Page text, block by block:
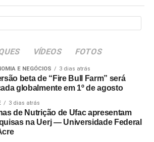
VÍDEOS FOTOS
E NEGÓCIOS 3 dias atrás
beta de “Fire Bull Farm” será
globalmente em 1º de agosto
3 dias atrás
de Nutrição de Ufac apresentam
na Uerj — Universidade Federal